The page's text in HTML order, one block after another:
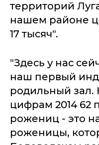
территорий
нашем районе
17 тысяч".
"Здесь у нас
наш первый
родильный зал.
цифрам 2014 62
рожениц - это
роженицы,